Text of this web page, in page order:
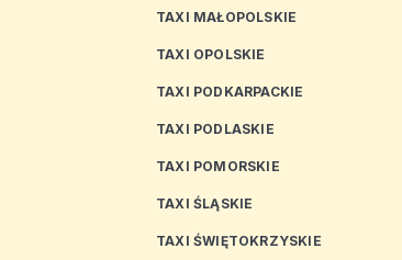
TAXI MAŁOPOLSKIE
TAXI OPOLSKIE
TAXI PODKARPACKIE
TAXI PODLASKIE
TAXI POMORSKIE
TAXI ŚLĄSKIE
TAXI ŚWIĘTOKRZYSKIE